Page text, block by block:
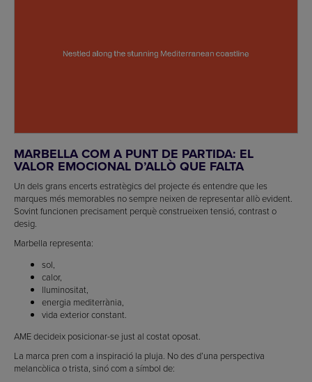
MARBELLA COM A PUNT DE PARTIDA: EL
VALOR EMOCIONAL D’ALLÒ QUE FALTA
Un dels grans encerts estratègics del projecte és entendre que les
marques més memorables no sempre neixen de representar allò evident.
Sovint funcionen precisament perquè construeixen tensió, contrast o
desig.
Marbella representa:
sol,
calor,
lluminositat,
energia mediterrània,
vida exterior constant.
AME decideix posicionar-se just al costat oposat.
La marca pren com a inspiració la pluja. No des d’una perspectiva
melancòlica o trista, sinó com a símbol de: